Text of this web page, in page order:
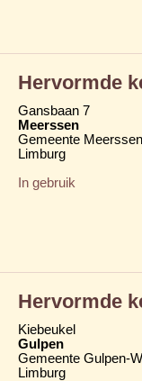
Hervormde
Gansbaan 7
Meerssen
Gemeente Meerssen
Limburg
In gebruik
Hervormde
Kiebeukel
Gulpen
Gemeente Gulpen-
Limburg